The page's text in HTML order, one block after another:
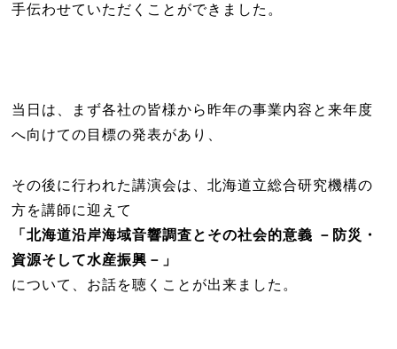
手伝わせていただくことができました。
当日は、まず各社の皆様から昨年の事業内容と来年度
へ向けての目標の発表があり、
その後に行われた講演会は、北海道立総合研究機構の
方を講師に迎えて
「北海道沿岸海域音響調査とその社会的意義 －防災・
資源そして水産振興－」
について、お話を聴くことが出来ました。